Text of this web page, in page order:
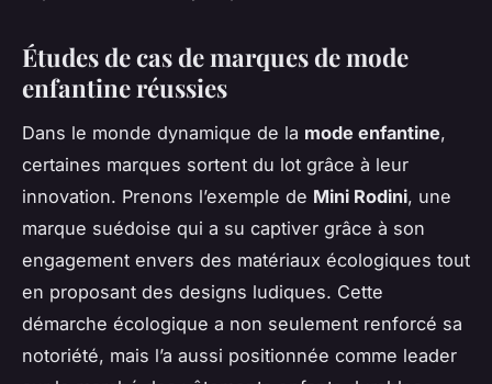
Études de cas de marques de mode
enfantine réussies
Dans le monde dynamique de la mode enfantine,
certaines marques sortent du lot grâce à leur
innovation. Prenons l’exemple de Mini Rodini, une
marque suédoise qui a su captiver grâce à son
engagement envers des matériaux écologiques tout
en proposant des designs ludiques. Cette
démarche écologique a non seulement renforcé sa
notoriété, mais l’a aussi positionnée comme leader